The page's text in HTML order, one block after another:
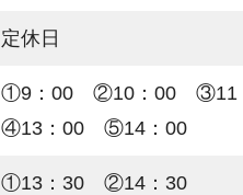
定休日
①9：00 ②10
④13：00 ⑤14：00
①13：30 ②14：30